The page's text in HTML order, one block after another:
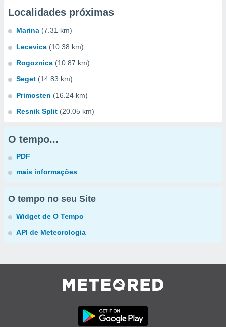
Localidades próximas
Marina (7.31 km)
Lecevica (10.38 km)
Rogoznica (10.87 km)
Seget (14.83 km)
Primosten (16.24 km)
Resnik Split (20.05 km)
O tempo...
PDF
mais informações
O tempo no seu Site
Widget de O Tempo
API de Meteorologia